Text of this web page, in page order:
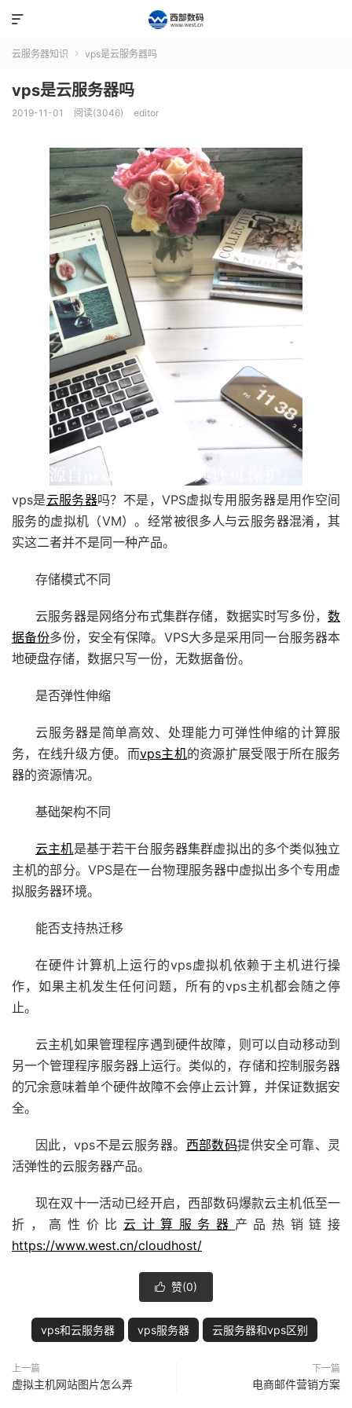

云服务器知识  vps是云服务器吗
vps是云服务器吗
2019-11-01 阅读(3046) editor
vps是云服务器吗？不是，VPS虚拟专用服务器是用作空间
服务的虚拟机（VM）。经常被很多人与云服务器混淆，其
实这二者并不是同一种产品。
存储模式不同
云服务器是网络分布式集群存储，数据实时写多份， 数
据备份多份，安全有保障。VPS大多是采用同一台服务器本
地硬盘存储，数据只写一份，无数据备份。
是否弹性伸缩
云服务器是简单高效、处理能力可弹性伸缩的计算服
务，在线升级方便。而vps主机的资源扩展受限于所在服务
器的资源情况。
基础架构不同
云主机是基于若干台服务器集群虚拟出的多个类似独立
主机的部分。VPS是在一台物理服务器中虚拟出多个专用虚
拟服务器环境。
能否支持热迁移
在硬件计算机上运行的vps虚拟机依赖于主机进行操
作，如果主机发生任何问题，所有的vps主机都会随之停
止。
云主机如果管理程序遇到硬件故障，则可以自动移动到
另一个管理程序服务器上运行。类似的，存储和控制服务器
的冗余意味着单个硬件故障不会停止云计算，并保证数据安
全。
因此，vps不是云服务器。 西部数码提供安全可靠、灵
活弹性的云服务器产品。
现在双十一活动已经开启，西部数码爆款云主机低至一
折，高性价比 云计算服务器 产品热销链接
https://www.west.cn/cloudhost/
 赞(0)
vps和云服务器 vps服务器 云服务器和vps区别
上一篇
虚拟主机网站图片怎么弄
下一篇
电商邮件营销方案